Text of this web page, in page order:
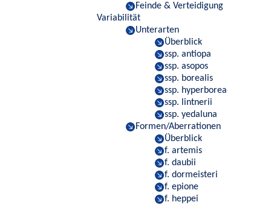
Feinde & Verteidigung
Variabilität
Unterarten
Überblick
ssp. antiopa
ssp. asopos
ssp. borealis
ssp. hyperborea
ssp. lintnerii
ssp. yedaluna
Formen/Aberrationen
Überblick
f. artemis
f. daubii
f. dormeisteri
f. epione
f. heppei